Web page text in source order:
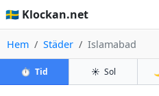
🇸🇪 Klockan.net
Hem Städer Islamabad
⏱️ Tid ☀️ Sol